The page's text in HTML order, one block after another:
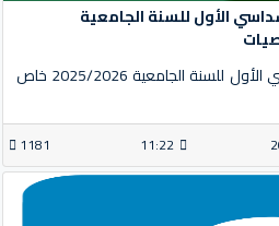
الأول للسنة الجامعية
تحديث الحلول النموذجية للسداسي الأول للسنة الجامعية 2025/2026 خاص
11:22
1181